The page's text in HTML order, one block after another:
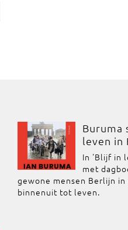
Buruma
leven in
In 'Blijf in
met
gewone mensen Berlijn in
binnenuit tot leven.